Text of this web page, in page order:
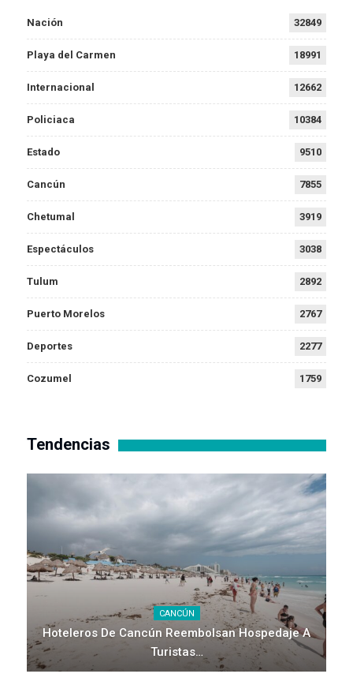
Nación 32849
Playa del Carmen 18991
Internacional 12662
Policiaca 10384
Estado 9510
Cancún 7855
Chetumal 3919
Espectáculos 3038
Tulum 2892
Puerto Morelos 2767
Deportes 2277
Cozumel 1759
Tendencias
CANCÚN
Hoteleros De Cancún Reembolsan Hospedaje A
Turistas…